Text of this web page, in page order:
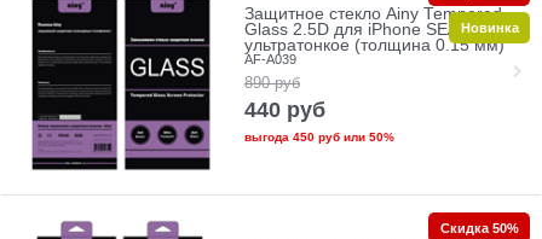
Защитное стекло Ainy Tempered
Glass 2.5D для iPhone SE/5/5c/5s
ультратонкое (толщина 0.15 мм)
AF-A039
890 руб
440 руб
выгода 450 рубили 50%
Новинка
Скидка 50%